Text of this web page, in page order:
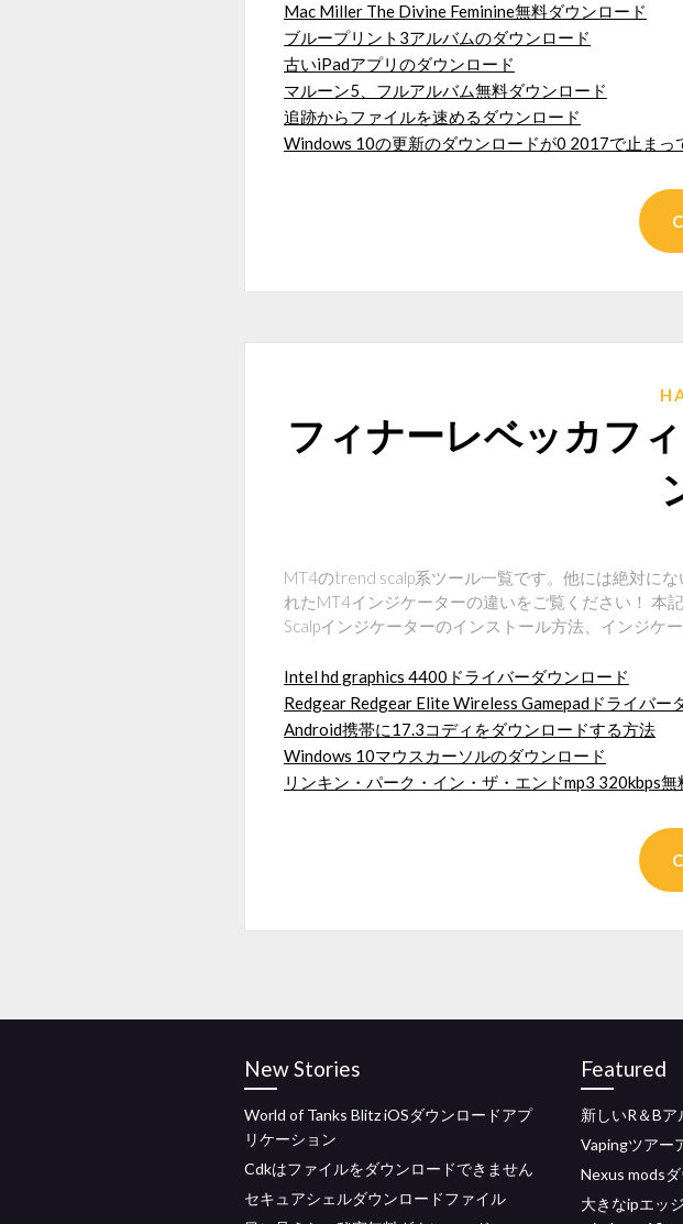
Mac Miller The Divine Feminine無料ダウンロード
ブループリント3アルバムのダウンロード
古いiPadアプリのダウンロード
マルーン5、フルアルバム無料ダウンロード
追跡からファイルを速めるダウンロード
Windows 10の更新のダウンロードが0 2017で止まっ
フィナーレベッカフ
MT4のtrend scalp系ツール一覧です。他には絶対に
れたMT4インジケーターの違いをご覧ください！ 本
Scalpインジケーターのインストール方法、インジケ
Intel hd graphics 4400ドライバーダウンロード
Redgear Redgear Elite Wireless Gamepadドライバー
Android携帯に17.3コディをダウンロードする方法
Windows 10マウスカーソルのダウンロード
リンキン・パーク・イン・ザ・エンドmp3 320kbps無
New Stories
World of Tanks Blitz iOSダウンロードアプ
リケーション
Cdkはファイルをダウンロードできません
セキュアシェルダウンロードファイル
Featured
新しいR＆B
Vapingツアー
Nexus mods
大きなipエッ